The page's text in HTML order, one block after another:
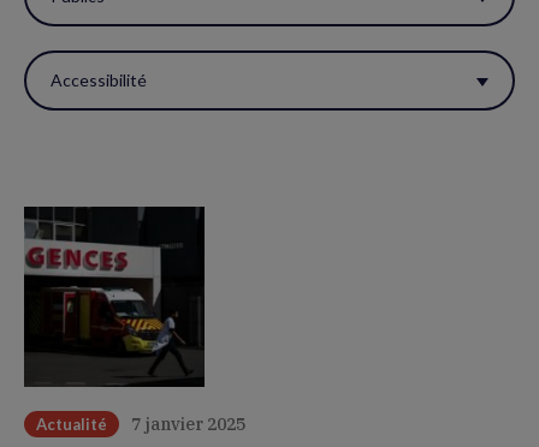
Accessibilité
Actualité 7 janvier 2025